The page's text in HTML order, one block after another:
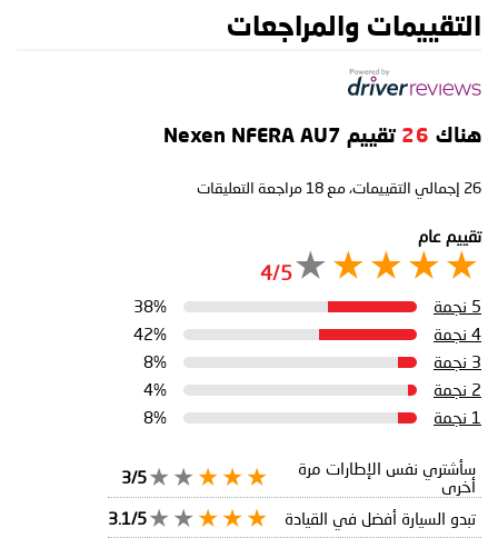
التقييمات والمراجعات
هناك 26 تقييم Nexen NFERA AU7
26 إجمالي التقييمات، مع 18 مراجعة التعليقات
تقييم عام
4/5
5 نجمة
38%
4 نجمة
42%
3 نجمة
8%
2 نجمة
4%
1 نجمة
8%
سأشتري نفس الإطارات مرة
أخرى
3/5
تبدو السيارة أفضل في القيادة
3.1/5